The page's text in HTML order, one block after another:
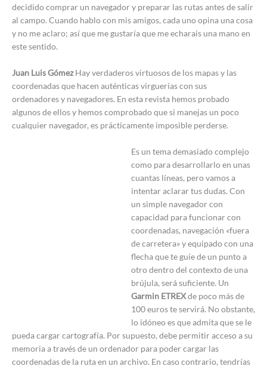
decidido comprar un navegador y preparar las rutas antes de salir
al campo. Cuando hablo con mis amigos, cada uno opina una cosa
y no me aclaro; así que me gustaría que me echarais una mano en
este sentido.
Juan Luis GómezHay verdaderos virtuosos de los mapas y las
coordenadas que hacen auténticas virguerías con sus
ordenadores y navegadores. En esta revista hemos probado
algunos de ellos y hemos comprobado que si manejas un poco
cualquier navegador, es prácticamente imposible perderse.
Es un tema demasiado complejo
como para desarrollarlo en unas
cuantas líneas, pero vamos a
intentar aclarar tus dudas. Con
un simple navegador con
capacidad para funcionar con
coordenadas, navegación «fuera
de carretera» y equipado con una
flecha que te guíe de un punto a
otro dentro del contexto de una
brújula, será suficiente. Un
Garmin ETREXde poco más de
100 euros te servirá. No obstante,
lo idóneo es que admita que se le
pueda cargar cartografía. Por supuesto, debe permitir acceso a su
memoria a través de un ordenador para poder cargar las
coordenadas de la ruta en un archivo. En caso contrario, tendrías